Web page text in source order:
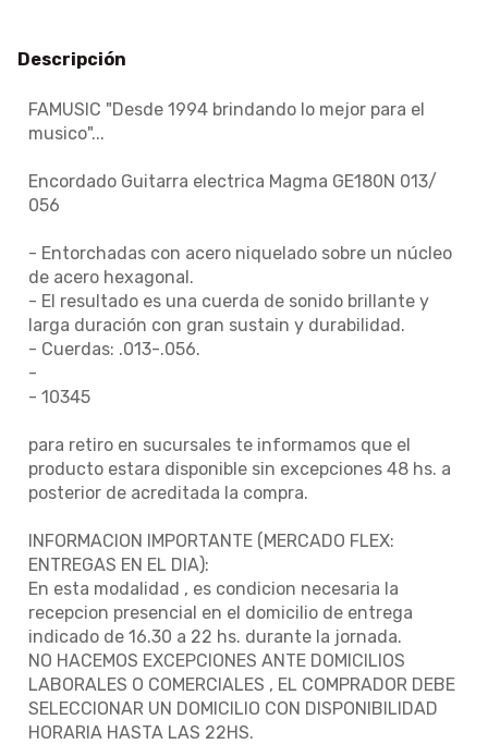
Descripción
FAMUSIC "Desde 1994 brindando lo mejor para el
musico"...
Encordado Guitarra electrica Magma GE180N 013/
056
- Entorchadas con acero niquelado sobre un núcleo
de acero hexagonal.
- El resultado es una cuerda de sonido brillante y
larga duración con gran sustain y durabilidad.
- Cuerdas: .013-.056.
-
- 10345
para retiro en sucursales te informamos que el
producto estara disponible sin excepciones 48 hs. a
posterior de acreditada la compra.
INFORMACION IMPORTANTE (MERCADO FLEX:
ENTREGAS EN EL DIA):
En esta modalidad , es condicion necesaria la
recepcion presencial en el domicilio de entrega
indicado de 16.30 a 22 hs. durante la jornada.
NO HACEMOS EXCEPCIONES ANTE DOMICILIOS
LABORALES O COMERCIALES , EL COMPRADOR DEBE
SELECCIONAR UN DOMICILIO CON DISPONIBILIDAD
HORARIA HASTA LAS 22HS.